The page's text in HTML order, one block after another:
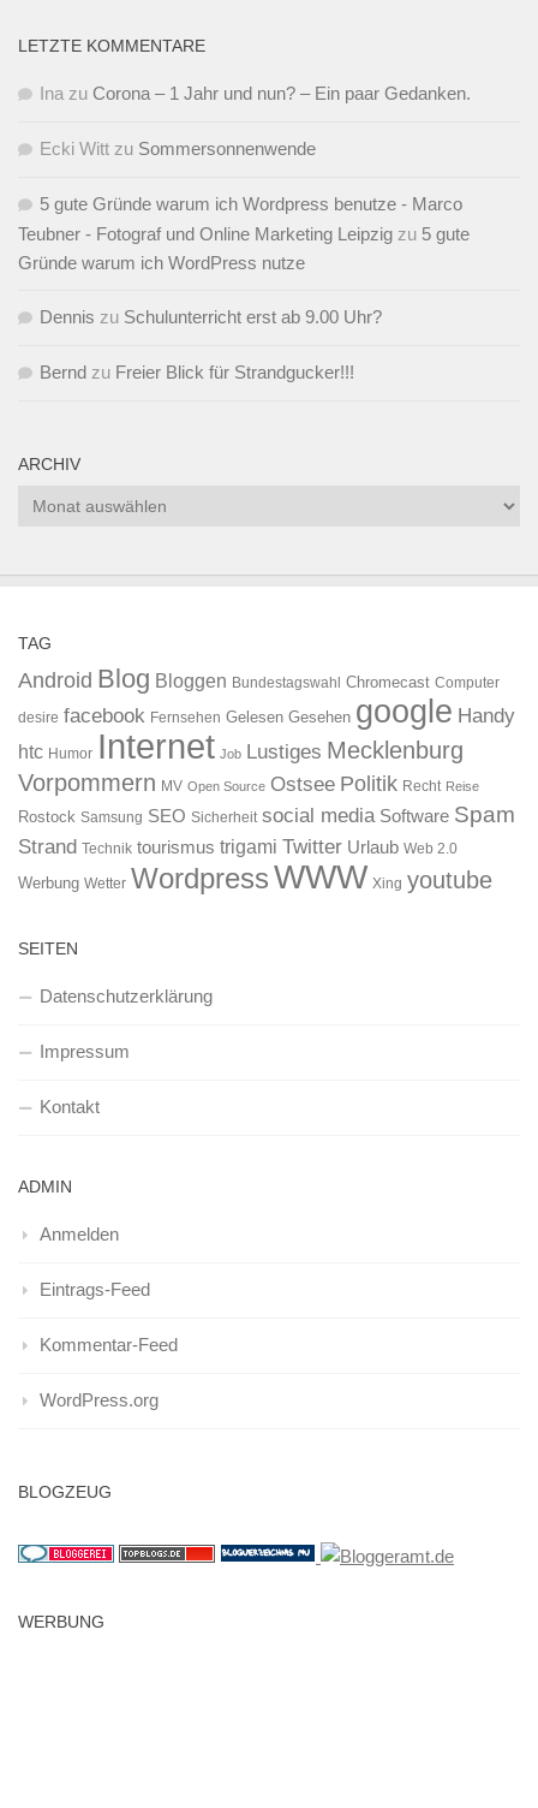
LETZTE KOMMENTARE
Ina zu Corona – 1 Jahr und nun? – Ein paar Gedanken.
Ecki Witt zu Sommersonnenwende
5 gute Gründe warum ich Wordpress benutze - Marco
Teubner - Fotograf und Online Marketing Leipzig zu 5 gute
Gründe warum ich WordPress nutze
Dennis zu Schulunterricht erst ab 9.00 Uhr?
Bernd zu Freier Blick für Strandgucker!!!
ARCHIV
Archiv
TAG
Android Blog Bloggen Bundestagswahl Chromecast Computer
desire facebook Fernsehen Gelesen Gesehen google Handy
htc Humor Internet Job Lustiges Mecklenburg
Vorpommern MV Open Source Ostsee Politik Recht Reise
Rostock Samsung SEO Sicherheit social media Software Spam
Strand Technik tourismus trigami Twitter Urlaub Web 2.0
Werbung Wetter WordpressWWW Xing youtube
SEITEN
Datenschutzerklärung
Impressum
Kontakt
ADMIN
Anmelden
Eintrags-Feed
Kommentar-Feed
WordPress.org
BLOGZEUG
WERBUNG